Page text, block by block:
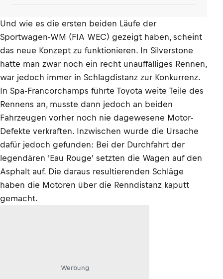
Und wie es die ersten beiden Läufe der
Sportwagen-WM (FIA WEC) gezeigt haben, scheint
das neue Konzept zu funktionieren. In Silverstone
hatte man zwar noch ein recht unauffälliges Rennen,
war jedoch immer in Schlagdistanz zur Konkurrenz.
In Spa-Francorchamps führte Toyota weite Teile des
Rennens an, musste dann jedoch an beiden
Fahrzeugen vorher noch nie dagewesene Motor-
Defekte verkraften. Inzwischen wurde die Ursache
dafür jedoch gefunden: Bei der Durchfahrt der
legendären 'Eau Rouge' setzten die Wagen auf den
Asphalt auf. Die daraus resultierenden Schläge
haben die Motoren über die Renndistanz kaputt
gemacht.
Werbung